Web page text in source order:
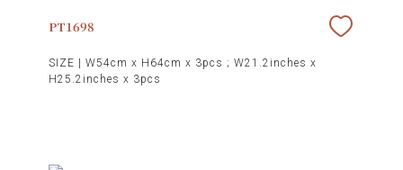
PT1698
SIZE | W54cm x H64cm x 3pcs ; W21.2inches x
H25.2inches x 3pcs